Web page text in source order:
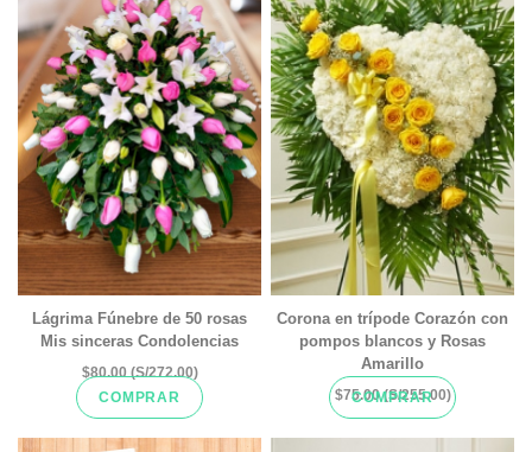
Lágrima Fúnebre de 50 rosas
Mis sinceras Condolencias
$80.00 (S/272.00)
COMPRAR
Corona en trípode Corazón con
pompos blancos y Rosas
Amarillo
$75.00 (S/255.00)
COMPRAR